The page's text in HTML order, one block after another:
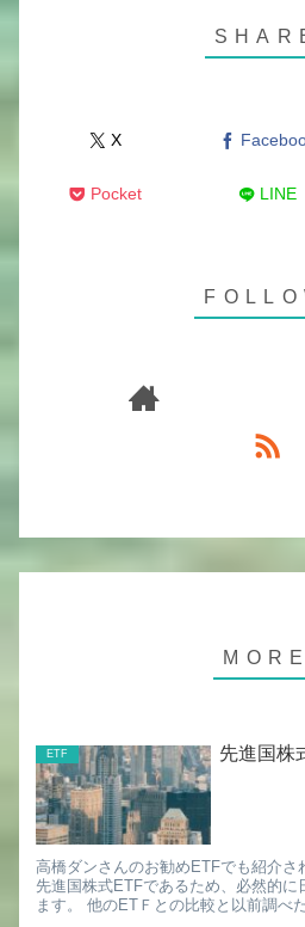
X
Pocket LINE
ETF 先進国株
高橋ダンさんのお勧めETFでも紹介さ
先進国株式ETFであるため、必然的に
ます。 他のETＦとの比較と以前調べ